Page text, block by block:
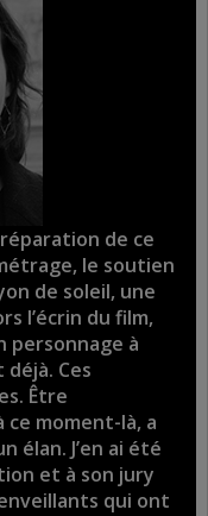
de ce
le soutien
de soleil, une
l’écrin du film,
personnage à
Ces
Être
ce moment-là, a
élan. J’en ai été
et à son jury
qui ont